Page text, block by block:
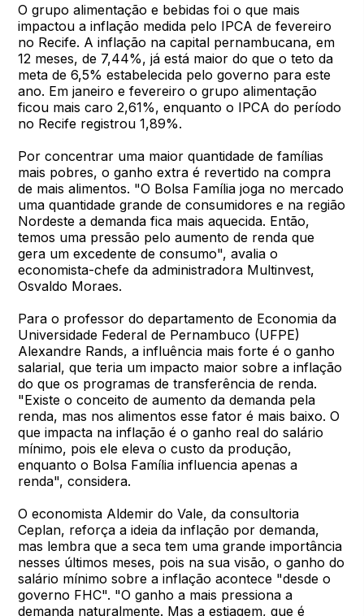
O grupo alimentação e bebidas foi o que mais
impactou a inflação medida pelo IPCA de fevereiro
no Recife. A inflação na capital pernambucana, em
12 meses, de 7,44%, já está maior do que o teto da
meta de 6,5% estabelecida pelo governo para este
ano. Em janeiro e fevereiro o grupo alimentação
ficou mais caro 2,61%, enquanto o IPCA do período
no Recife registrou 1,89%.
Por concentrar uma maior quantidade de famílias
mais pobres, o ganho extra é revertido na compra
de mais alimentos. "O Bolsa Família joga no mercado
uma quantidade grande de consumidores e na região
Nordeste a demanda fica mais aquecida. Então,
temos uma pressão pelo aumento de renda que
gera um excedente de consumo", avalia o
economista-chefe da administradora Multinvest,
Osvaldo Moraes.
Para o professor do departamento de Economia da
Universidade Federal de Pernambuco (UFPE)
Alexandre Rands, a influência mais forte é o ganho
salarial, que teria um impacto maior sobre a inflação
do que os programas de transferência de renda.
"Existe o conceito de aumento da demanda pela
renda, mas nos alimentos esse fator é mais baixo. O
que impacta na inflação é o ganho real do salário
mínimo, pois ele eleva o custo da produção,
enquanto o Bolsa Família influencia apenas a
renda", considera.
O economista Aldemir do Vale, da consultoria
Ceplan, reforça a ideia da inflação por demanda,
mas lembra que a seca tem uma grande importância
nesses últimos meses, pois na sua visão, o ganho do
salário mínimo sobre a inflação acontece "desde o
governo FHC". "O ganho a mais pressiona a
demanda naturalmente. Mas a estiagem, que é